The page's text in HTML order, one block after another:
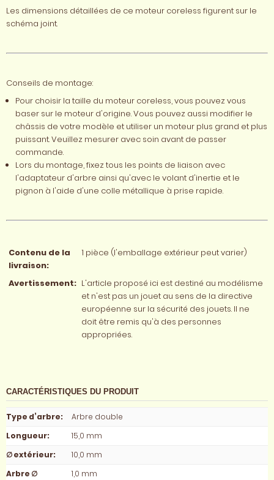
Les dimensions détaillées de ce moteur coreless figurent sur le
schéma joint.
Conseils de montage:
Pour choisir la taille du moteur coreless, vous pouvez vous
baser sur le moteur d'origine. Vous pouvez aussi modifier le
châssis de votre modèle et utiliser un moteur plus grand et plus
puissant. Veuillez mesurer avec soin avant de passer
commande.
Lors du montage, fixez tous les points de liaison avec
l'adaptateur d'arbre ainsi qu'avec le volant d'inertie et le
pignon à l'aide d'une colle métallique à prise rapide.
Contenu de la
livraison:
1 pièce (l'emballage extérieur peut varier)
Avertissement: L'article proposé ici est destiné au modélisme
et n'est pas un jouet au sens de la directive
européenne sur la sécurité des jouets. Il ne
doit être remis qu'à des personnes
appropriées.
CARACTÉRISTIQUES DU PRODUIT
Type d’arbre:
Arbre double
Longueur:
15,0 mm
∅ extérieur:
10,0 mm
Arbre ∅
1,0 mm